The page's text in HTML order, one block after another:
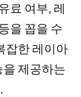
료 여부, 레
을 꼽을 수
잡한 레이아
을 제공하는